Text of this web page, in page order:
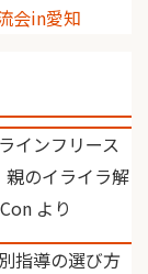
会in愛知
インフリース
のイライラ解
より
指導の選び方